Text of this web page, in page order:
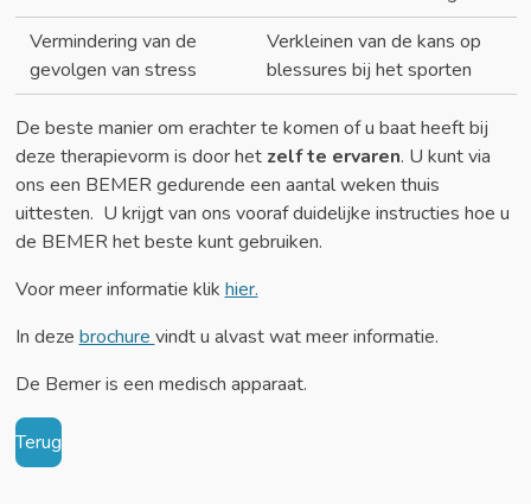
Vermindering van de
gevolgen van stress
Verkleinen van de kans op
blessures bij het sporten
De beste manier om erachter te komen of u baat heeft bij
deze therapievorm is door het zelf te ervaren. U kunt via
ons een BEMER gedurende een aantal weken thuis
uittesten. U krijgt van ons vooraf duidelijke instructies hoe u
de BEMER het beste kunt gebruiken.
Voor meer informatie klik hier.
In deze brochure vindt u alvast wat meer informatie.
De Bemer is een medisch apparaat.
Terug